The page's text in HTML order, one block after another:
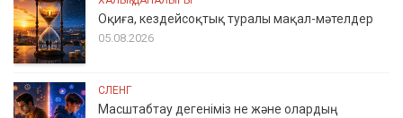
Оқиға, кездейсоқтық туралы мақал-мәтелдер
05.08.2026
СЛЕНГ
Масштабтау дегеніміз не және олардың